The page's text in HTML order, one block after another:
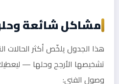
مشاكل شائعة
هذا الجدول يلخّص أكثر الحالات
تشخيصها الأرجح وحلها —
وصول الفني: